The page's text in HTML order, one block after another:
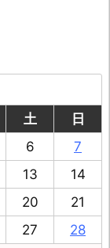
土
日
6
7
13
14
20
21
27
28